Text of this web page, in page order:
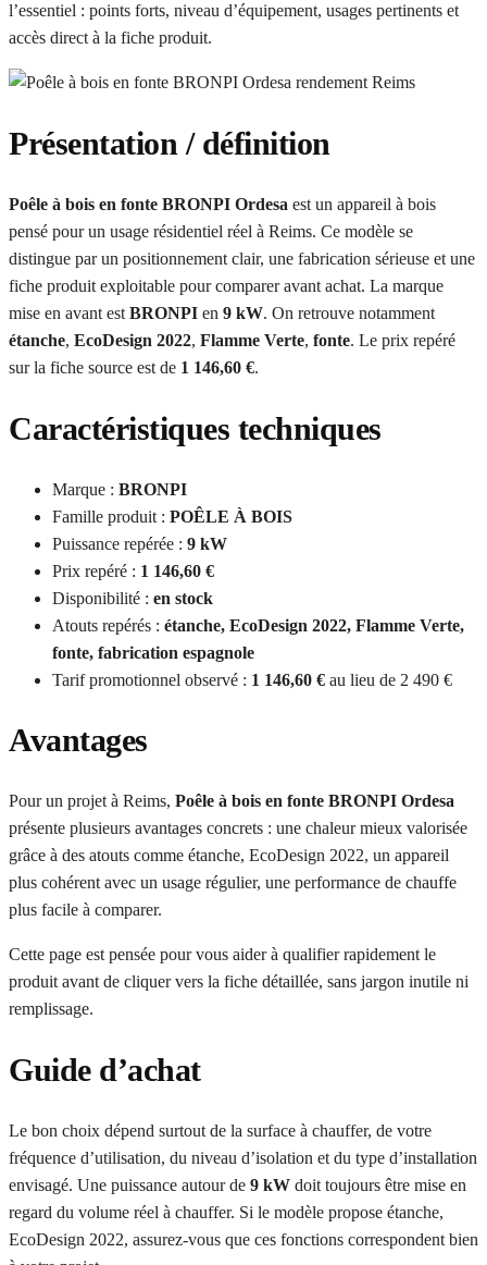
l’essentiel : points forts, niveau d’équipement, usages pertinents et
accès direct à la fiche produit.
Présentation / définition
Poêle à bois en fonte BRONPI Ordesa est un appareil à bois
pensé pour un usage résidentiel réel à Reims. Ce modèle se
distingue par un positionnement clair, une fabrication sérieuse et une
fiche produit exploitable pour comparer avant achat. La marque
mise en avant est BRONPI en 9 kW. On retrouve notamment
étanche, EcoDesign 2022, Flamme Verte, fonte. Le prix repéré
sur la fiche source est de 1 146,60 €.
Caractéristiques techniques
Marque : BRONPI
Famille produit : POÊLE À BOIS
Puissance repérée : 9 kW
Prix repéré : 1 146,60 €
Disponibilité : en stock
Atouts repérés : étanche, EcoDesign 2022, Flamme Verte,
fonte, fabrication espagnole
Tarif promotionnel observé : 1 146,60 € au lieu de 2 490 €
Avantages
Pour un projet à Reims, Poêle à bois en fonte BRONPI Ordesa
présente plusieurs avantages concrets : une chaleur mieux valorisée
grâce à des atouts comme étanche, EcoDesign 2022, un appareil
plus cohérent avec un usage régulier, une performance de chauffe
plus facile à comparer.
Cette page est pensée pour vous aider à qualifier rapidement le
produit avant de cliquer vers la fiche détaillée, sans jargon inutile ni
remplissage.
Guide d’achat
Le bon choix dépend surtout de la surface à chauffer, de votre
fréquence d’utilisation, du niveau d’isolation et du type d’installation
envisagé. Une puissance autour de 9 kW doit toujours être mise en
regard du volume réel à chauffer. Si le modèle propose étanche,
EcoDesign 2022, assurez-vous que ces fonctions correspondent bien